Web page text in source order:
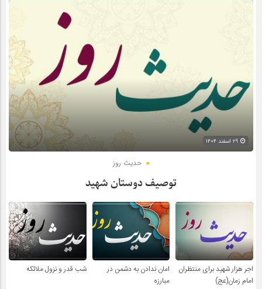
حدیث روز
توصیف دوستان شهید
اجر هزار شهید برای منتظران
امام زمان(عج)
امان ندادن به دشمن در
مبارزه
شب قدر و نزول ملائکه